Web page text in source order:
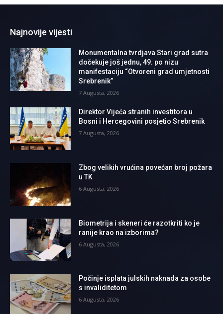
Najnovije vijesti
Monumentalna tvrdjava Stari grad sutra
dočekuje još jednu, 49. po nizu
manifestaciju “Otvoreni grad umjetnosti
Srebrenik”
7 Augusta, 2026
Direktor Vijeća stranih investitora u
Bosni i Hercegovini posjetio Srebrenik
7 Augusta, 2026
Zbog velikih vrućina povećan broj požara
u TK
6 Augusta, 2026
Biometrija i skeneri će razotkriti ko je
ranije krao na izborima?
6 Augusta, 2026
Počinje isplata julskih naknada za osobe
s invaliditetom
6 Augusta, 2026